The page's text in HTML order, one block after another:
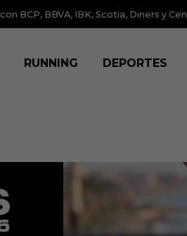
con BCP, BBVA, IBK, Scotia, Diners y
RUNNING DEPORTES